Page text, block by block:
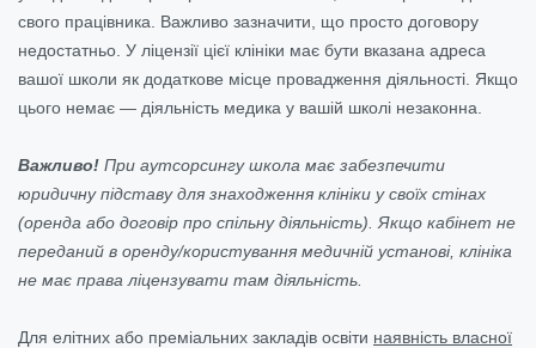
свого працівника. Важливо зазначити, що просто договору
недостатньо. У ліцензії цієї клініки має бути вказана адреса
вашої школи як додаткове місце провадження діяльності. Якщо
цього немає — діяльність медика у вашій школі незаконна.
Важливо! При аутсорсингу школа має забезпечити
юридичну підставу для знаходження клініки у своїх стінах
(оренда або договір про спільну діяльність). Якщо кабінет не
переданий в оренду/користування медичній установі, клініка
не має права ліцензувати там діяльність.
Для елітних або преміальних закладів освіти наявність власної